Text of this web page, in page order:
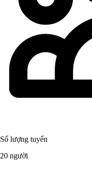
Số lượng tuyển
20 người